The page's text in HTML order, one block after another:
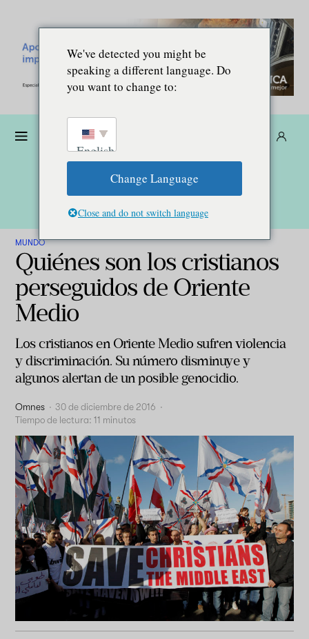
MUNDO
Quiénes son los cristianos
perseguidos de Oriente
Medio
Los cristianos en Oriente Medio sufren violencia
y discriminación. Su número disminuye y
algunos alertan de un posible genocidio.
Omnes · 30 de diciembre de 2016 ·
Tiempo de lectura: 11 minutos
We've detected you might be
speaking a different language. Do
you want to change to:
English
Change Language
Close and do not switch language